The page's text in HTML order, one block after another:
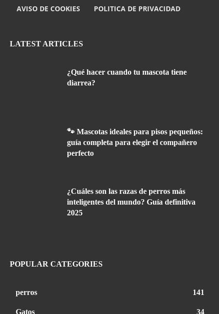
AVISO DE COOKIES POLITICA DE PRIVACIDAD
LATEST ARTICLES
¿Qué hacer cuando tu mascota tiene
diarrea?
🐾 Mascotas ideales para pisos pequeños:
guía completa para elegir el compañero
perfecto
¿Cuáles son las razas de perros más
inteligentes del mundo? Guía definitiva
2025
POPULAR CATEGORIES
perros 141
Gatos 34